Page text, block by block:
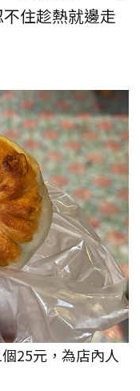
住趁熱就邊走
25元，為店內人